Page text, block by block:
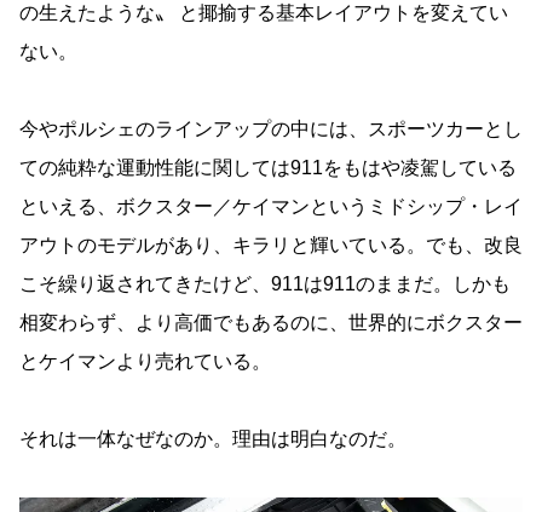
の生えたような〟 と揶揄する基本レイアウトを変えてい
ない。
今やポルシェのラインアップの中には、スポーツカーとし
ての純粋な運動性能に関しては911をもはや凌駕している
といえる、ボクスター／ケイマンというミドシップ・レイ
アウトのモデルがあり、キラリと輝いている。でも、改良
こそ繰り返されてきたけど、911は911のままだ。しかも
相変わらず、より高価でもあるのに、世界的にボクスター
とケイマンより売れている。
それは一体なぜなのか。理由は明白なのだ。